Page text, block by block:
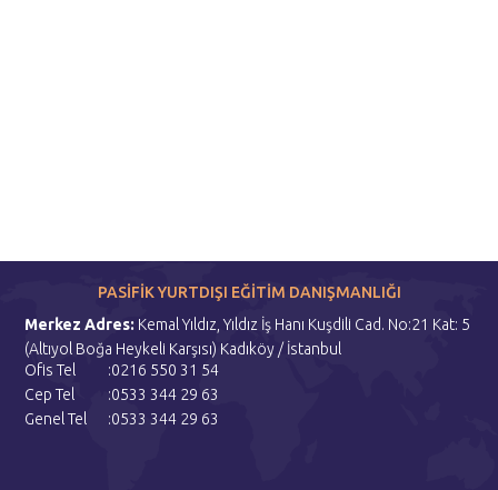
PASİFİK YURTDIŞI EĞİTİM DANIŞMANLIĞI
Merkez Adres: Kemal Yıldız, Yıldız İş Hanı Kuşdili Cad. No:21 Kat: 5
(Altıyol Boğa Heykeli Karşısı) Kadıköy / İstanbul
Ofis Tel
:0216 550 31 54
Cep Tel
:0533 344 29 63
Genel Tel
:0533 344 29 63